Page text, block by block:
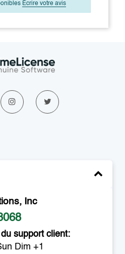
Écrire votre avis
Inc
support client:
Dim +1